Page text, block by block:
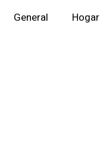
General Hogar